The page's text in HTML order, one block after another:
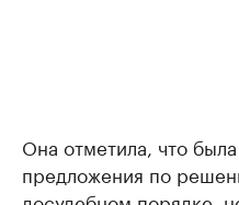
Она отметила, что
предложения по